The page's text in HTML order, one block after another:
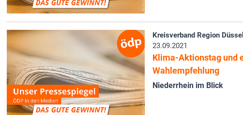
Kreisverband Region
23.09.2021
Klima-Aktionstag und
Wahlempfehlung
Niederrhein im Blick